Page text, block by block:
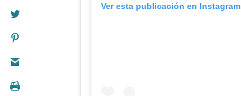
Ver esta publicación en Instagram